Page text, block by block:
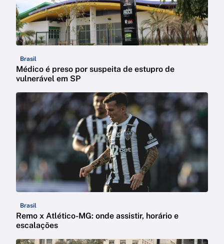
Brasil
Médico é preso por suspeita de estupro de
vulnerável em SP
Brasil
Remo x Atlético-MG: onde assistir, horário e
escalações